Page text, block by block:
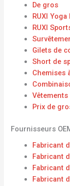
De gros
RUXI Yoga
RUXI
Gilets de
Short de
Chemises
Vêtements
Prix ​​de
Fournisseurs
Fabricant
Fabricant
Fabricant
Fabricant